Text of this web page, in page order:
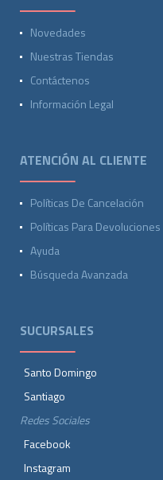
Novedades
Nuestras Tiendas
Contáctenos
Información Legal
ATENCIÓN AL CLIENTE
Políticas De Cancelación
Políticas Para Devoluciones
Ayuda
Búsqueda Avanzada
SUCURSALES
Santo Domingo
Santiago
Redes Sociales
Facebook
Instagram